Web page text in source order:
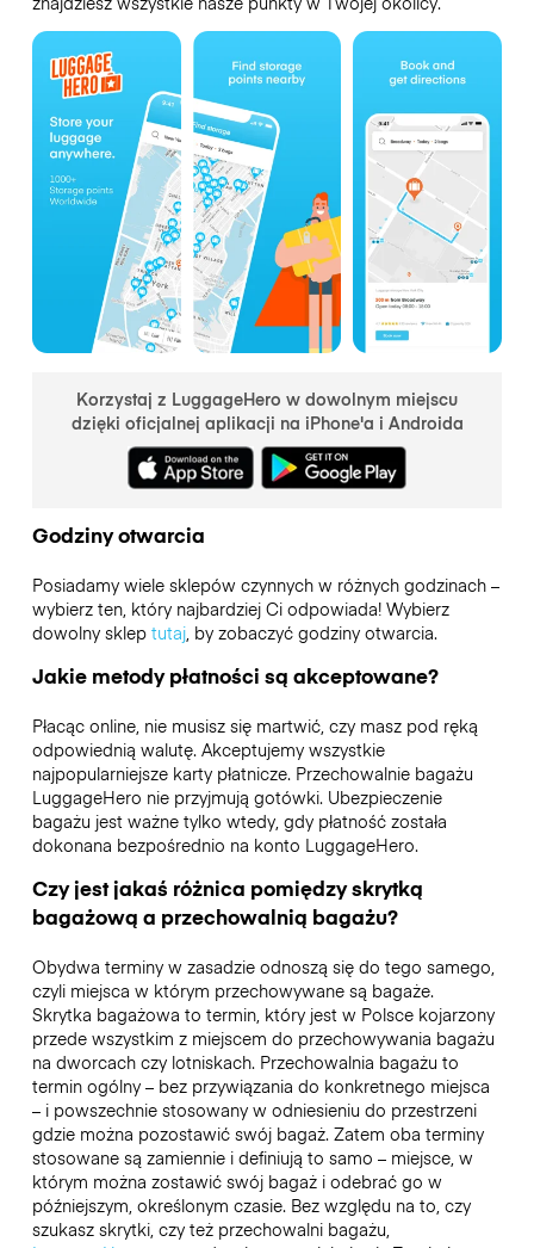
Korzystaj z LuggageHero w dowolnym miejscu
dzięki oficjalnej aplikacji na iPhone'a i Androida
Godziny otwarcia
Posiadamy wiele sklepów czynnych w różnych godzinach –
wybierz ten, który najbardziej Ci odpowiada! Wybierz
dowolny sklep tutaj, by zobaczyć godziny otwarcia.
Jakie metody płatności są akceptowane?
Płacąc online, nie musisz się martwić, czy masz pod ręką
odpowiednią walutę. Akceptujemy wszystkie
najpopularniejsze karty płatnicze. Przechowalnie bagażu
LuggageHero nie przyjmują gotówki. Ubezpieczenie
bagażu jest ważne tylko wtedy, gdy płatność została
dokonana bezpośrednio na konto LuggageHero.
Czy jest jakaś różnica pomiędzy skrytką
bagażową a przechowalnią bagażu?
Obydwa terminy w zasadzie odnoszą się do tego samego,
czyli miejsca w którym przechowywane są bagaże.
Skrytka bagażowa to termin, który jest w Polsce kojarzony
przede wszystkim z miejscem do przechowywania bagażu
na dworcach czy lotniskach. Przechowalnia bagażu to
termin ogólny – bez przywiązania do konkretnego miejsca
– i powszechnie stosowany w odniesieniu do przestrzeni
gdzie można pozostawić swój bagaż. Zatem oba terminy
stosowane są zamiennie i definiują to samo – miejsce, w
którym można zostawić swój bagaż i odebrać go w
późniejszym, określonym czasie. Bez względu na to, czy
szukasz skrytki, czy też przechowalni bagażu,